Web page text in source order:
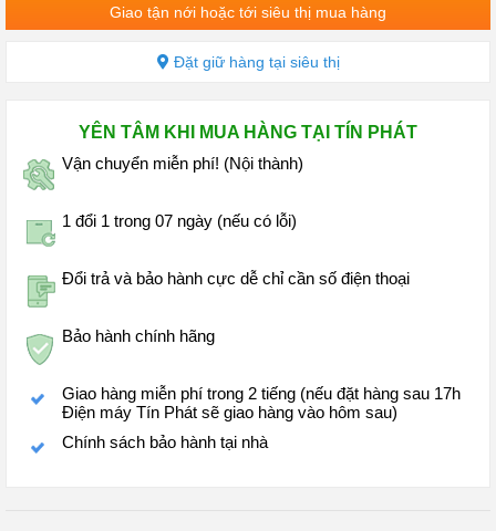
Giao tận nới hoặc tới siêu thị mua hàng
Đặt giữ hàng tại siêu thị
YÊN TÂM KHI MUA HÀNG TẠI TÍN PHÁT
Vận chuyển miễn phí! (Nội thành)
1 đổi 1 trong 07 ngày (nếu có lỗi)
Đổi trả và bảo hành cực dễ chỉ cần số điện thoại
Bảo hành chính hãng
Giao hàng miễn phí trong 2 tiếng (nếu đặt hàng sau 17h
Điện máy Tín Phát sẽ giao hàng vào hôm sau)
Chính sách bảo hành tại nhà